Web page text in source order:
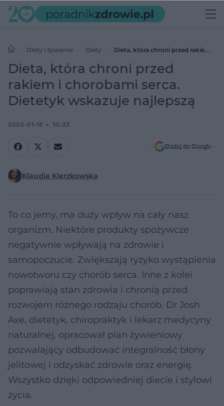
Diety i żywienie Diety
Dieta, która chroni przed rakiem i
chorobami serca. Dietetyk wskazuje najlepszą
Dieta, która chroni przed
rakiem i chorobami serca.
Dietetyk wskazuje najlepszą
2023-01-13 10:33
Dodaj do Google
Klaudia Kierzkowska
To co jemy, ma duży wpływ na cały nasz
organizm. Niektóre produkty spożywcze
negatywnie wpływają na zdrowie i
samopoczucie. Zwiększają ryzyko wystąpienia
nowotworu czy chorób serca. Inne z kolei
poprawiają stan zdrowia i chronią przed
rozwojem różnego rodzaju chorób. Dr Josh
Axe, dietetyk, chiropraktyk i lekarz medycyny
naturalnej, opracował plan żywieniowy
pozwalający odbudować integralność błony
jelitowej i odzyskać zdrowie oraz energię.
Wszystko dzięki odpowiedniej diecie i stylowi
życia.